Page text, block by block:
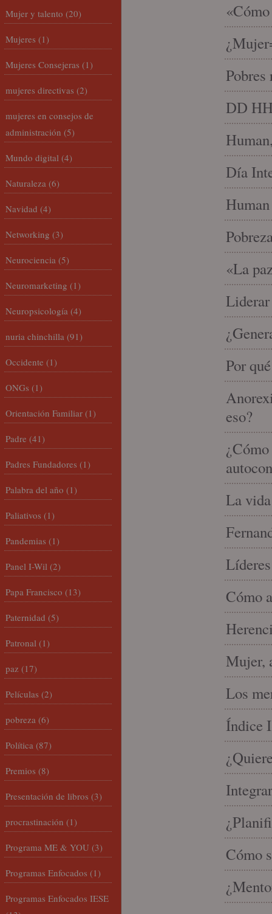
DD
Día
«La
Liderar
Por
eso?
La
Cómo
Mujer,
Los
Índice
Cómo
Mujer y talento (20)
Mujeres (1)
Mujeres Consejeras (1)
mujeres directivas (2)
mujeres en consejos de
administración (5)
Mundo digital (4)
Naturaleza (6)
Navidad (4)
Networking (3)
Neurociencia (5)
Neuromarketing (1)
Neuropsicología (4)
nuria chinchilla (91)
Occidente (1)
ONGs (1)
Orientación Familiar (1)
Padre (41)
Padres Fundadores (1)
Palabra del año (1)
Paliativos (1)
Pandemias (1)
Panel I-Wil (2)
Papa Francisco (13)
Paternidad (5)
Patronal (1)
paz (17)
Películas (2)
pobreza (6)
Política (87)
Premios (8)
Presentación de libros (3)
procrastinación (1)
Programa ME & YOU (3)
Programas Enfocados (1)
Programas Enfocados IESE